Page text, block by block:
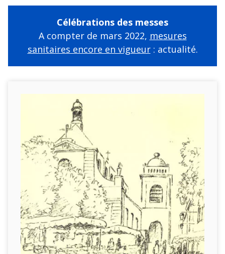
Célébrations des messes
A compter de mars 2022, mesures
sanitaires encore en vigueur: actualité.